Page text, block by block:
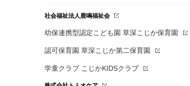
社会福祉法人鹿鳴福祉会
幼保連携型認定こども園 草深こじか保育園
認可保育園 草深こじか第二保育園
学童クラブ こじかKIDSクラブ